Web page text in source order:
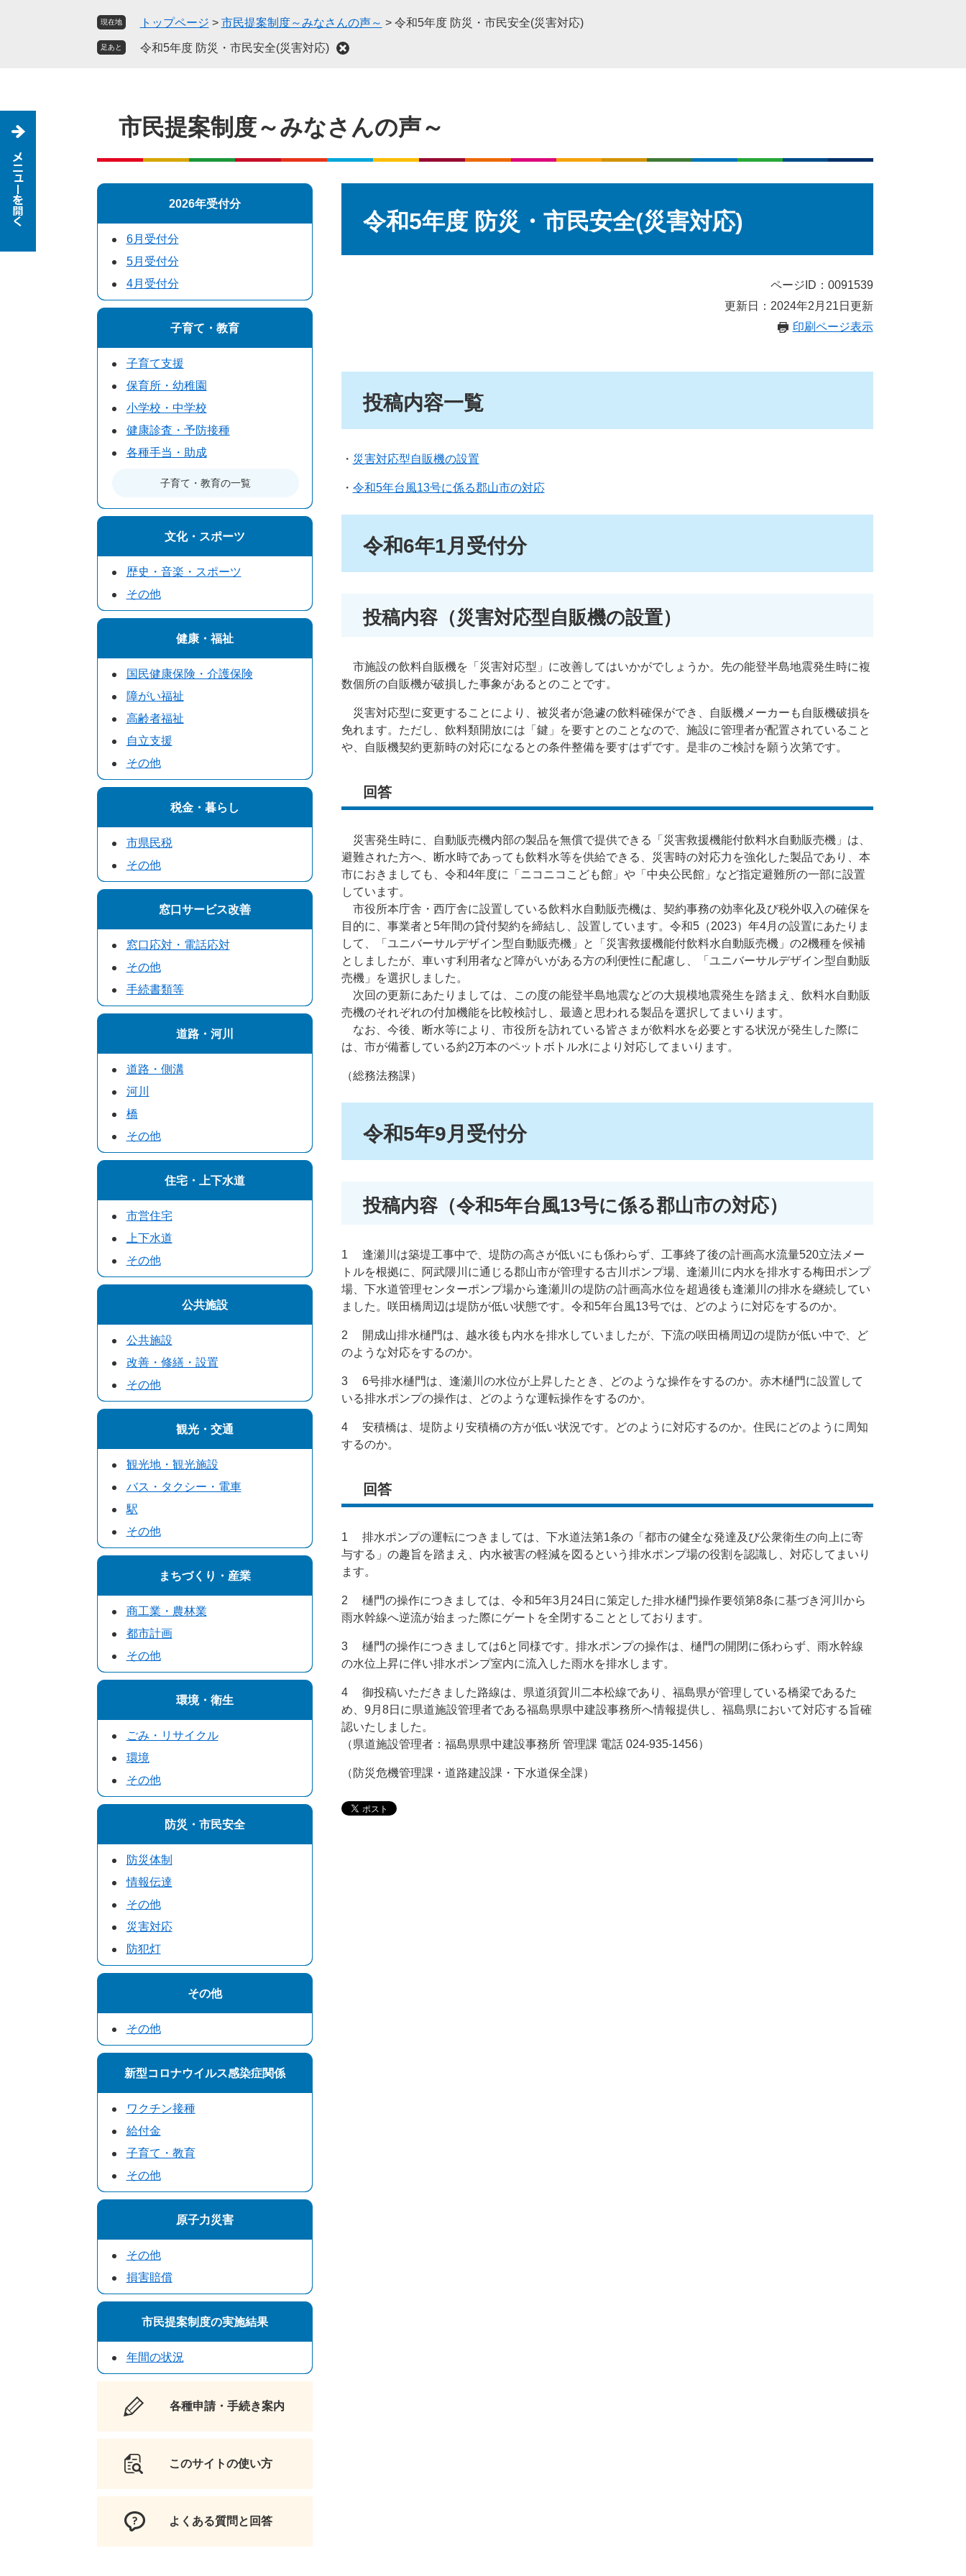
で
ば
現在地 トップページ > 市民提案制度～みなさんの声～ > 令和5年度 防災・市民安全(災害対応)
足あと 令和5年度 防災・市民安全(災害対応)
市民提案制度～みなさんの声～
令和5年度 防災・市民安全(災害対応)
ページID：0091539
更新日：2024年2月21日更新
印刷ページ表示
投稿内容一覧
・ 災害対応型自販機の設置
・ 令和5年台風13号に係る郡山市の対応
令和6年1月受付分
投稿内容（災害対応型自販機の設置）
市施設の飲料自販機を「災害対応型」に改善してはいかがでしょうか。先の能登半島地震発生時に複
数個所の自販機が破損した事象があるとのことです。
災害対応型に変更することにより、被災者が急遽の飲料確保ができ、自販機メーカーも自販機破損を
免れます。ただし、飲料類開放には「鍵」を要すとのことなので、施設に管理者が配置されていること
や、自販機契約更新時の対応になるとの条件整備を要すはずです。是非のご検討を願う次第です。
回答
災害発生時に、自動販売機内部の製品を無償で提供できる「災害救援機能付飲料水自動販売機」は、
避難された方へ、断水時であっても飲料水等を供給できる、災害時の対応力を強化した製品であり、本
市におきましても、令和4年度に「ニコニコこども館」や「中央公民館」など指定避難所の一部に設置
しています。
市役所本庁舎・西庁舎に設置している飲料水自動販売機は、契約事務の効率化及び税外収入の確保を
目的に、事業者と5年間の貸付契約を締結し、設置しています。令和5（2023）年4月の設置にあたりま
して、「ユニバーサルデザイン型自動販売機」と「災害救援機能付飲料水自動販売機」の2機種を候補
としましたが、車いす利用者など障がいがある方の利便性に配慮し、「ユニバーサルデザイン型自動販
売機」を選択しました。
次回の更新にあたりましては、この度の能登半島地震などの大規模地震発生を踏まえ、飲料水自動販
売機のそれぞれの付加機能を比較検討し、最適と思われる製品を選択してまいります。
なお、今後、断水等により、市役所を訪れている皆さまが飲料水を必要とする状況が発生した際に
は、市が備蓄している約2万本のペットボトル水により対応してまいります。
（総務法務課）
令和5年9月受付分
投稿内容（令和5年台風13号に係る郡山市の対応）
1 逢瀬川は築堤工事中で、堤防の高さが低いにも係わらず、工事終了後の計画高水流量520立法メー
トルを根拠に、阿武隈川に通じる郡山市が管理する古川ポンプ場、逢瀬川に内水を排水する梅田ポンプ
場、下水道管理センターポンプ場から逢瀬川の堤防の計画高水位を超過後も逢瀬川の排水を継続してい
ました。咲田橋周辺は堤防が低い状態です。令和5年台風13号では、どのように対応をするのか。
2 開成山排水樋門は、越水後も内水を排水していましたが、下流の咲田橋周辺の堤防が低い中で、ど
のような対応をするのか。
3 6号排水樋門は、逢瀬川の水位が上昇したとき、どのような操作をするのか。赤木樋門に設置して
いる排水ポンプの操作は、どのような運転操作をするのか。
4 安積橋は、堤防より安積橋の方が低い状況です。どのように対応するのか。住民にどのように周知
するのか。
回答
1 排水ポンプの運転につきましては、下水道法第1条の「都市の健全な発達及び公衆衛生の向上に寄
与する」の趣旨を踏まえ、内水被害の軽減を図るという排水ポンプ場の役割を認識し、対応してまいり
ます。
2 樋門の操作につきましては、令和5年3月24日に策定した排水樋門操作要領第8条に基づき河川から
雨水幹線へ逆流が始まった際にゲートを全閉することとしております。
3 樋門の操作につきましては6と同様です。排水ポンプの操作は、樋門の開閉に係わらず、雨水幹線
の水位上昇に伴い排水ポンプ室内に流入した雨水を排水します。
4 御投稿いただきました路線は、県道須賀川二本松線であり、福島県が管理している橋梁であるた
め、9月8日に県道施設管理者である福島県県中建設事務所へ情報提供し、福島県において対応する旨確
認いたしました。
（県道施設管理者：福島県県中建設事務所 管理課 電話 024-935-1456）
（防災危機管理課・道路建設課・下水道保全課）​
2026年受付分
6月受付分
5月受付分
4月受付分
子育て・教育
子育て支援
保育所・幼稚園
小学校・中学校
健康診査・予防接種
各種手当・助成
子育て・教育の一覧
文化・スポーツ
歴史・音楽・スポーツ
その他
健康・福祉
国民健康保険・介護保険
障がい福祉
高齢者福祉
自立支援
その他
税金・暮らし
市県民税
その他
窓口サービス改善
窓口応対・電話応対
その他
手続書類等
道路・河川
道路・側溝
河川
橋
その他
住宅・上下水道
市営住宅
上下水道
その他
公共施設
公共施設
改善・修繕・設置
その他
観光・交通
観光地・観光施設
バス・タクシー・電車
駅
その他
まちづくり・産業
商工業・農林業
都市計画
その他
環境・衛生
ごみ・リサイクル
環境
その他
防災・市民安全
防災体制
情報伝達
その他
災害対応
防犯灯
その他
その他
新型コロナウイルス感染症関係
ワクチン接種
給付金
子育て・教育
その他
原子力災害
その他
損害賠償
市民提案制度の実施結果
年間の状況
各種申請・手続き案内
このサイトの使い方
よくある質問と回答